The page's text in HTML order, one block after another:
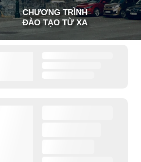
CHƯƠNG TRÌNH
ĐÀO TẠO TỪ XA